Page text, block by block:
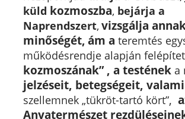
küld kozmoszba, bejárja a
Naprendszert, vizsgálja
minőségét, ám a teremtés
működésrendje alapján
kozmoszának” , a testének a
jelzéseit, betegségeit,
szellemnek „tükröt-tartó kört”,
Anyatermészet